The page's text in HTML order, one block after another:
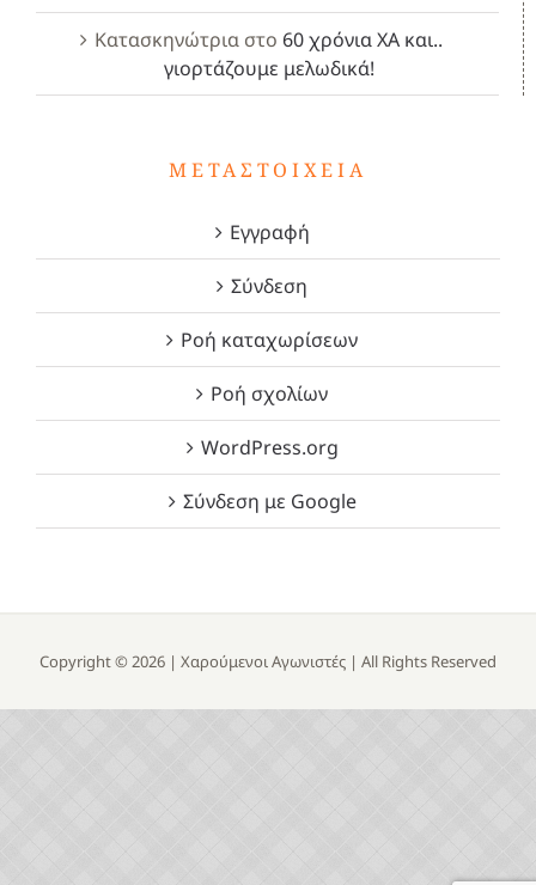
Κατασκηνώτρια στο 60 χρόνια ΧΑ και..
γιορτάζουμε μελωδικά!
ΜΕΤΑΣΤΟΙΧΕΊΑ
Εγγραφή
Σύνδεση
Ροή καταχωρίσεων
Ροή σχολίων
WordPress.org
Σύνδεση με Google
Copyright © 2026 | Χαρούμενοι Αγωνιστές | All Rights Reserved